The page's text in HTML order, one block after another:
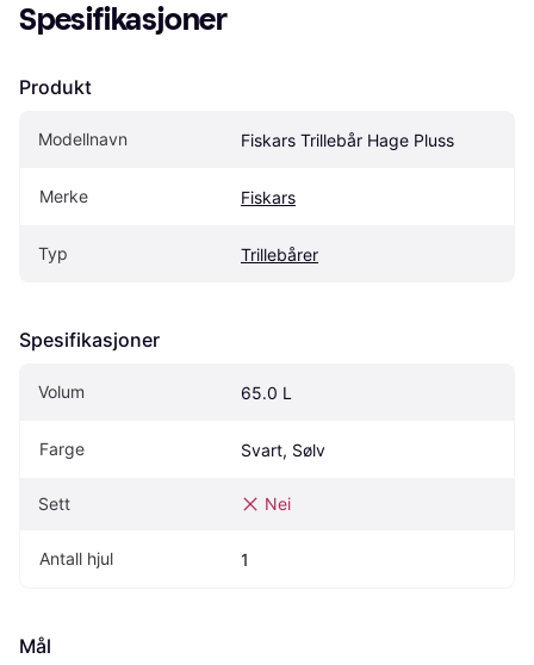
Spesifikasjoner
Produkt
Modellnavn Fiskars Trillebår Hage Pluss
Merke Fiskars
Typ Trillebårer
Spesifikasjoner
Volum 65.0 L
Farge Svart, Sølv
Sett Nei
Antall hjul 1
Mål